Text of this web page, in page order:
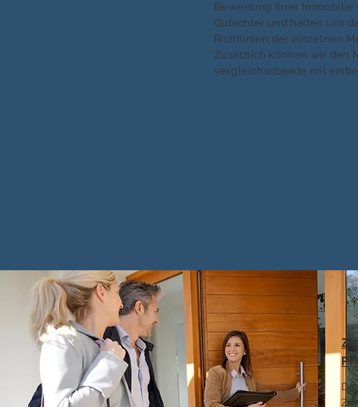
Bewertung Ihrer Immobilie
Gutachter und halten uns
Richtlinien der einzelnen
Zusätzlich können wir den
vergleichsobjekte mit